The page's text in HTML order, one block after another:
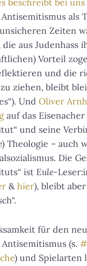
beschreibt bei
als
Zeiten
aus Judenhass
Vorteil
und die
ziehen, bleibt
Und Oliver
auf das Eisenacher
und seine
Theologie – auch
Die
ist Eule-
&hier), bleibt
für den
(s.
) und Spielarten